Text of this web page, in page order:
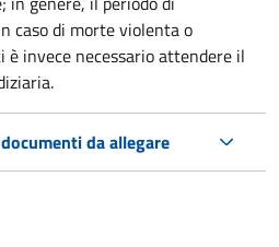
caso di morte violenta o
invece necessario attendere il
da allegare